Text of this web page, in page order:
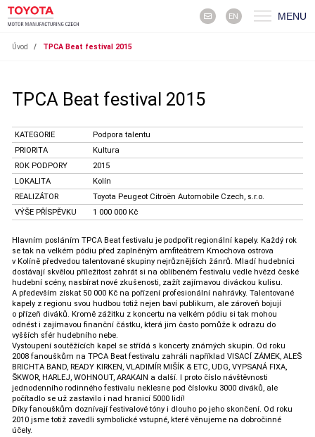
EN MENU
Úvod / TPCA Beat festival 2015
TPCA Beat festival 2015
KATEGORIE
Podpora talentu
PRIORITA
Kultura
ROK PODPORY
2015
LOKALITA
Kolín
REALIZÁTOR
Toyota Peugeot Citroën Automobile Czech, s.r.o.
VÝŠE PŘÍSPĚVKU
1 000 000 Kč
Hlavním posláním TPCA Beat festivalu je podpořit regionální kapely. Každý rok
se tak na velkém pódiu před zaplněným amfiteátrem Kmochova ostrova
v Kolíně předvedou talentované skupiny nejrůznějších žánrů. Mladí hudebníci
dostávají skvělou příležitost zahrát si na oblíbeném festivalu vedle hvězd české
hudební scény, nasbírat nové zkušenosti, zažít zajímavou diváckou kulisu.
A především získat 50 000 Kč na pořízení profesionální nahrávky. Talentované
kapely z regionu svou hudbou totiž nejen baví publikum, ale zároveň bojují
o přízeň diváků. Kromě zážitku z koncertu na velkém pódiu si tak mohou
odnést i zajímavou finanční částku, která jim často pomůže k odrazu do
vyšších sfér hudebního nebe.
Vystoupení soutěžících kapel se střídá s koncerty známých skupin. Od roku
2008 fanouškům na TPCA Beat festivalu zahráli například VISACÍ ZÁMEK, ALEŠ
BRICHTA BAND, READY KIRKEN, VLADIMÍR MIŠÍK & ETC, UDG, VYPSANÁ FIXA,
ŠKWOR, HARLEJ, WOHNOUT, ARAKAIN a další. I proto číslo návštěvnosti
jednodenního rodinného festivalu neklesne pod číslovku 3000 diváků, ale
počítadlo se už zastavilo i nad hranicí 5000 lidí!
Díky fanouškům doznívají festivalové tóny i dlouho po jeho skončení. Od roku
2010 jsme totiž zavedli symbolické vstupné, které věnujeme na dobročinné
účely.